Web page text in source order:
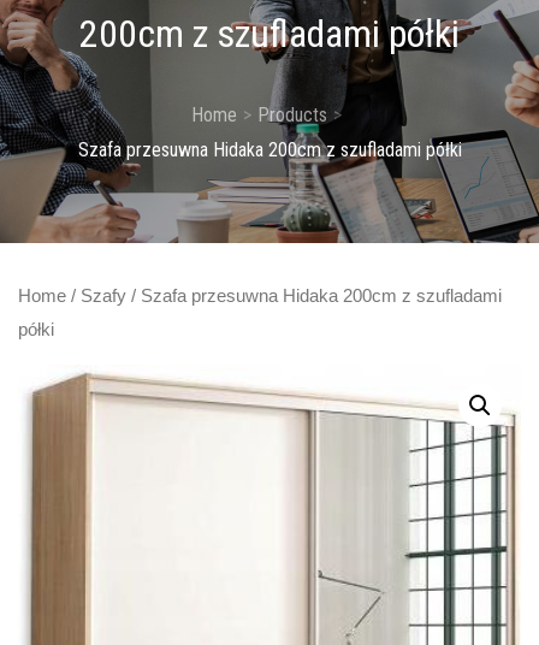
200cm z szufladami półki
Home
Products
Szafa przesuwna Hidaka 200cm z szufladami półki
Home / Szafy / Szafa przesuwna Hidaka 200cm z szufladami
półki